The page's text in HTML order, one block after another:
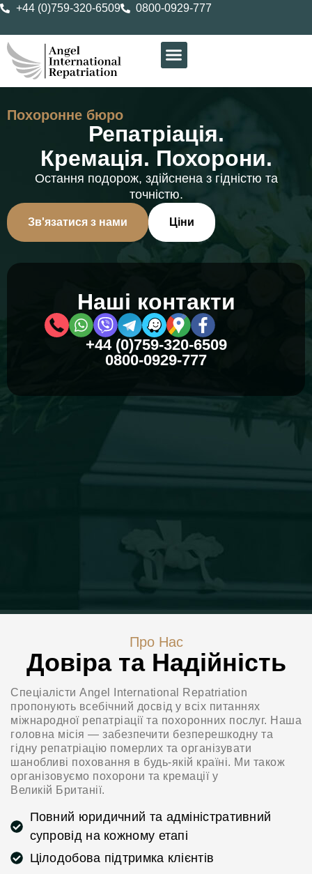
+44 (0)759-320-6509 0800-0929-777
Похоронне бюро
Репатріація.
Кремація. Похорони.
Остання подорож, здійснена з гідністю та
точністю.
Зв'язатися з нами Ціни
Наші контакти
+44 (0)759-320-6509
0800-0929-777
Про Нас
Довіра та Надійність
Спеціалісти Angel International Repatriation
пропонують всебічний досвід у всіх питаннях
міжнародної репатріації та похоронних послуг. Наша
головна місія — забезпечити безперешкодну та
гідну репатріацію померлих та організувати
шанобливі поховання в будь-якій країні. Ми також
організовуємо похорони та кремації у
Великій Британії.
Повний юридичний та адміністративний
супровід на кожному етапі
Цілодобова підтримка клієнтів